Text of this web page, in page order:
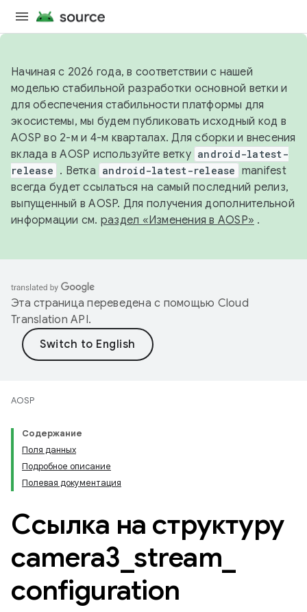
Начиная с 2026 года, в соответствии с нашей
моделью стабильной разработки основной ветки и
для обеспечения стабильности платформы для
экосистемы, мы будем публиковать исходный код в
AOSP во 2-м и 4-м кварталах. Для сборки и внесения
вклада в AOSP используйте ветку android-latest-
release . Ветка android-latest-release manifest
всегда будет ссылаться на самый последний релиз,
выпущенный в AOSP. Для получения дополнительной
информации см. раздел «Изменения в AOSP» .
Эта страница переведена с помощью Cloud
Translation API.
AOSP
Содержание
Поля данных
Подробное описание
Полевая документация
Ссылка на структуру
camera3 stream
configuration